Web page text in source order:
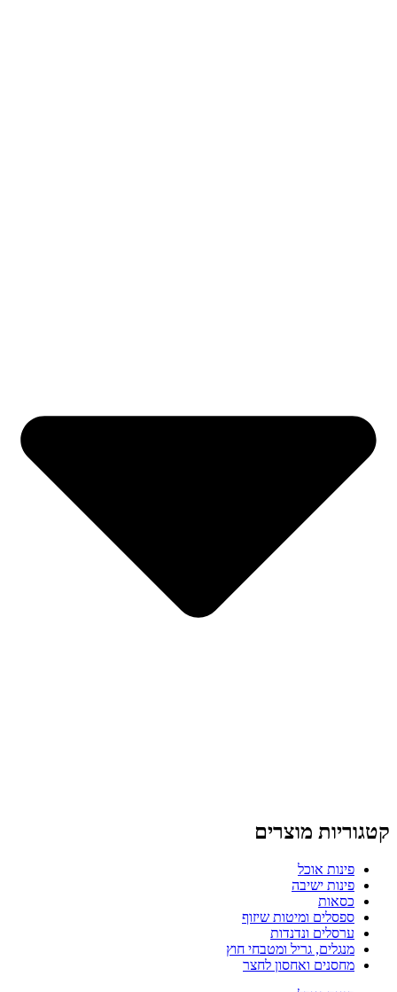
קטגוריות מוצרים
פינות אוכל
פינות ישיבה
כסאות
ספסלים ומיטות שיזוף
ערסלים ונדנדות
מנגלים, גריל ומטבחי חוץ
מחסנים ואחסון לחצר